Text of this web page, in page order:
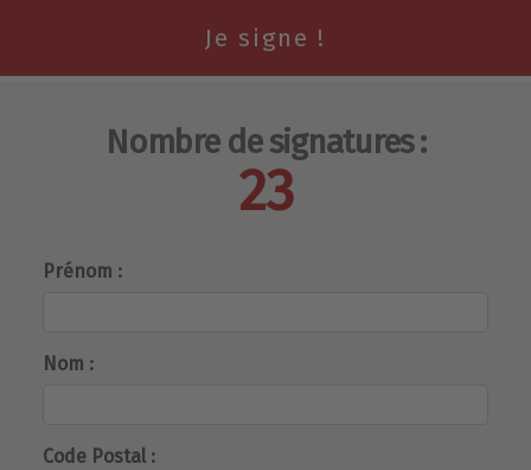
Nombre de signatures :
23
Prénom :
Nom :
Code Postal :